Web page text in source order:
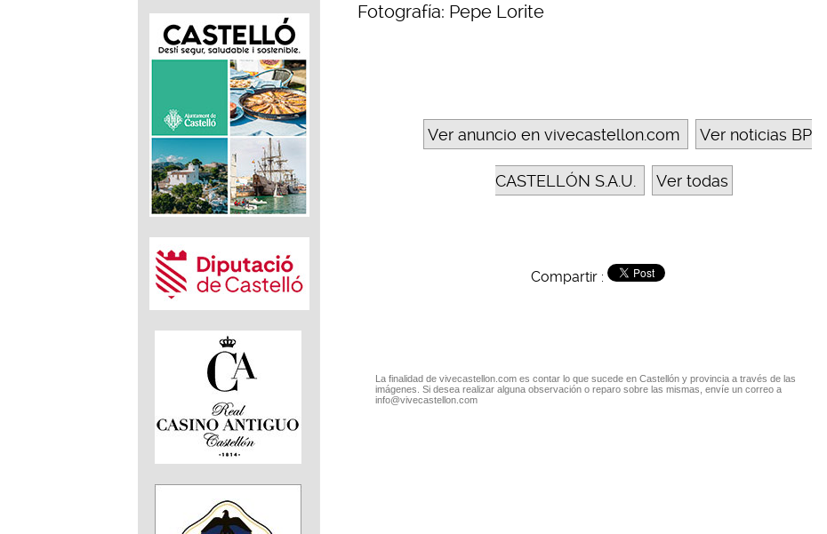
Fotografía: Pepe Lorite
Ver anuncio en vivecastellon.com Ver noticias BP
CASTELLÓN S.A.U. Ver todas
Compartir :
La finalidad de vivecastellon.com es contar lo que sucede en Castellón y provincia a través de las
imágenes. Si desea realizar alguna observación o reparo sobre las mismas, envíe un correo a
info@vivecastellon.com